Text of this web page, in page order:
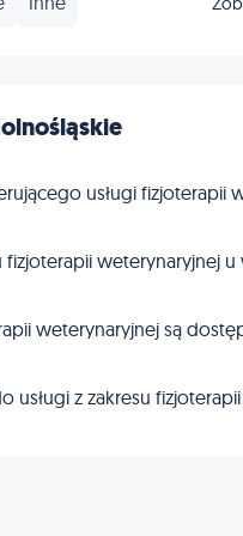
usługi
fizjoterapii weterynaryjnej
weterynaryjnej są
usługi z zakresu